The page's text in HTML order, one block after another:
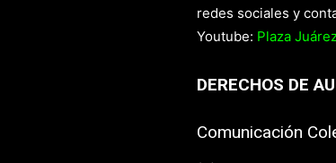
redes sociales y
Youtube: Plaza
DERECHOS DE
Comunicación